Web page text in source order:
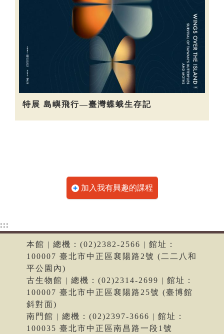
特展 島嶼飛行—臺灣蝶蛾生存記
加入我有興趣的課程
:::
本館 | 總機：(02)2382-2566 | 館址：
100007 臺北市中正區襄陽路2號 (二二八和
平公園內)
古生物館 | 總機：(02)2314-2699 | 館址：
100007 臺北市中正區襄陽路25號 (臺博館
斜對面)
南門館 | 總機：(02)2397-3666 | 館址：
100035 臺北市中正區南昌路一段1號